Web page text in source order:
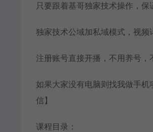
只要跟着基哥独家技术操作，保
独家技术公域加私域模式，视
注册账号直接开播，不用养号
如果大家没有电脑则找我做手
信】
课程目录：